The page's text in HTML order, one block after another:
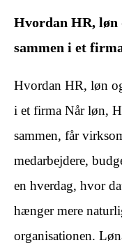
Hvordan HR, løn
sammen i et
Hvordan HR, løn
i et firma Når løn,
sammen, får
medarbejdere,
en hverdag, hvor
hænger mere
organisationen.